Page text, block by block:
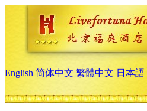
English 简体中文 繁體中文 日本語